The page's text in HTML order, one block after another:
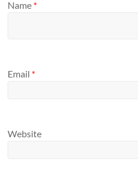
Name *
Email *
Website